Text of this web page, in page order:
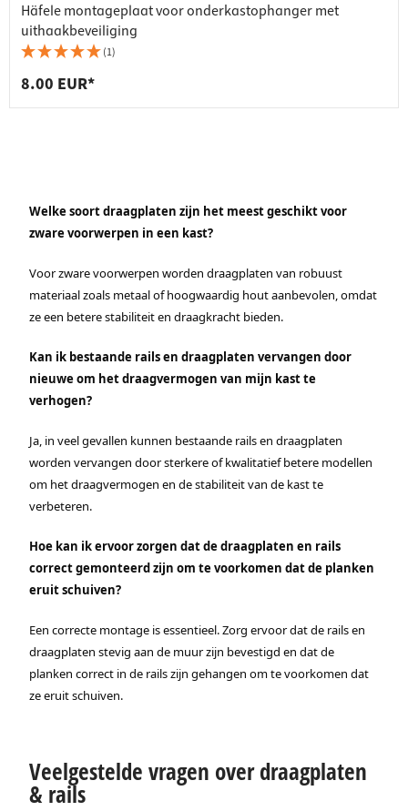
Häfele montageplaat voor onderkastophanger met
uithaakbeveiliging
(1)
8.00 EUR*
Welke soort draagplaten zijn het meest geschikt voor
zware voorwerpen in een kast?
Voor zware voorwerpen worden draagplaten van robuust
materiaal zoals metaal of hoogwaardig hout aanbevolen, omdat
ze een betere stabiliteit en draagkracht bieden.
Kan ik bestaande rails en draagplaten vervangen door
nieuwe om het draagvermogen van mijn kast te
verhogen?
Ja, in veel gevallen kunnen bestaande rails en draagplaten
worden vervangen door sterkere of kwalitatief betere modellen
om het draagvermogen en de stabiliteit van de kast te
verbeteren.
Hoe kan ik ervoor zorgen dat de draagplaten en rails
correct gemonteerd zijn om te voorkomen dat de planken
eruit schuiven?
Een correcte montage is essentieel. Zorg ervoor dat de rails en
draagplaten stevig aan de muur zijn bevestigd en dat de
planken correct in de rails zijn gehangen om te voorkomen dat
ze eruit schuiven.
Veelgestelde vragen over draagplaten
& rails